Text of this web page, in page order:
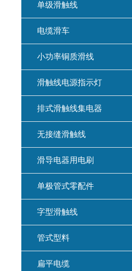
单级滑触线
电缆滑车
小功率铜质滑线
滑触线电源指示灯
排式滑触线集电器
无接缝滑触线
滑导电器用电刷
单极管式零配件
字型滑触线
管式型料
扁平电缆